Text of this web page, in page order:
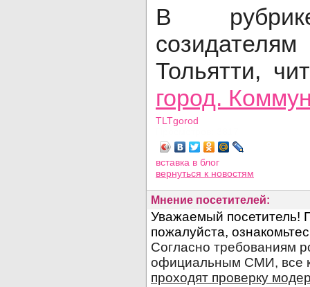
В
Тольятти,
город.
TLTgorod
вставка в блог
вернуться к новостям
Мнение посетителей: